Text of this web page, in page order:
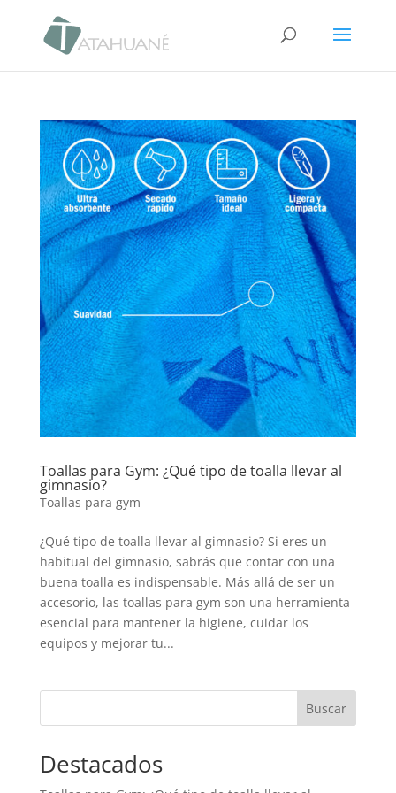
Toallas para Gym: ¿Qué tipo de toalla llevar al
gimnasio?
Toallas para gym
¿Qué tipo de toalla llevar al gimnasio? Si eres un
habitual del gimnasio, sabrás que contar con una
buena toalla es indispensable. Más allá de ser un
accesorio, las toallas para gym son una herramienta
esencial para mantener la higiene, cuidar los
equipos y mejorar tu...
Buscar
Destacados